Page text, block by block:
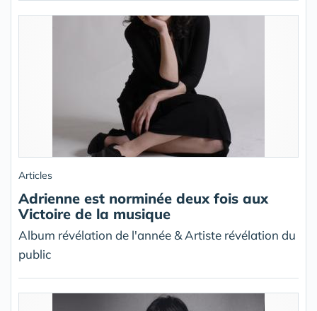
Articles
Adrienne est norminée deux fois aux
Victoire de la musique
Album révélation de l'année & Artiste révélation du
public